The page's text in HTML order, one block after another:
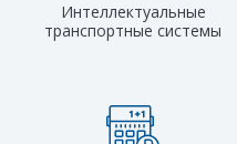
Интеллектуальные
транспортные системы